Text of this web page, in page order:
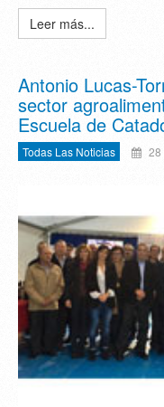
Leer más...
Antonio Lucas-
sector
Escuela de
Todas Las Noticias 28